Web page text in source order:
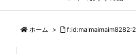
ホーム >